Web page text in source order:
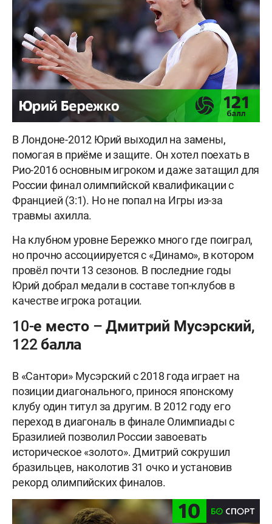
В Лондоне-2012 Юрий выходил на замены,
помогая в приёме и защите. Он хотел поехать в
Рио-2016 основным игроком и даже затащил для
России финал олимпийской квалификации с
Францией (3:1). Но не попал на Игры из-за
травмы ахилла.
На клубном уровне Бережко много где поиграл,
но прочно ассоциируется с «Динамо», в котором
провёл почти 13 сезонов. В последние годы
Юрий добрал медали в составе топ-клубов в
качестве игрока ротации.
10-е место – Дмитрий Мусэрский,
122 балла
В «Сантори» Мусэрский с 2018 года играет на
позиции диагонального, принося японскому
клубу один титул за другим. В 2012 году его
переход в диагональ в финале Олимпиады с
Бразилией позволил России завоевать
историческое «золото». Дмитрий сокрушил
бразильцев, наколотив 31 очко и установив
рекорд олимпийских финалов.